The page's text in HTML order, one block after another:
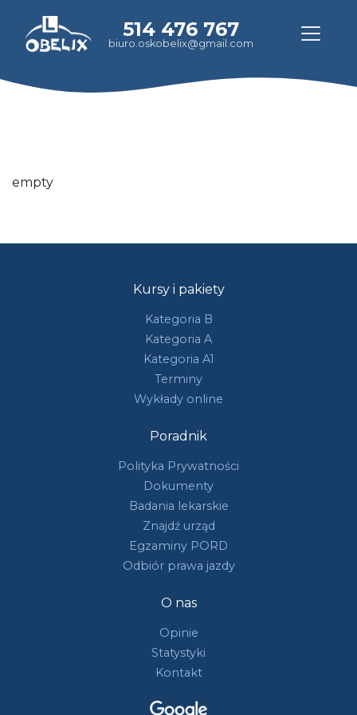
514 476 767
biuro.oskobelix@gmail.com
empty
Kursy i pakiety
Kategoria B
Kategoria A
Kategoria A1
Terminy
Wykłady online
Poradnik
Polityka Prywatności
Dokumenty
Badania lekarskie
Znajdź urząd
Egzaminy PORD
Odbiór prawa jazdy
O nas
Opinie
Statystyki
Kontakt